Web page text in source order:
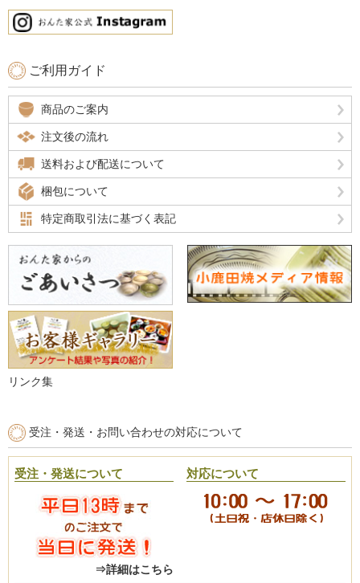
ご利用ガイド
商品のご案内
注文後の流れ
送料および配送について
梱包について
特定商取引法に基づく表記
リンク集
受注・発送・お問い合わせの対応について
受注・発送について
⇒詳細はこちら
対応について